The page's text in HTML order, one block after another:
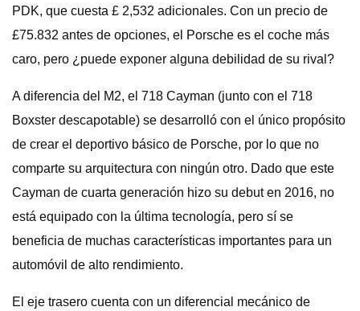
PDK, que cuesta £ 2,532 adicionales. Con un precio de
£75.832 antes de opciones, el Porsche es el coche más
caro, pero ¿puede exponer alguna debilidad de su rival?
A diferencia del M2, el 718 Cayman (junto con el 718
Boxster descapotable) se desarrolló con el único propósito
de crear el deportivo básico de Porsche, por lo que no
comparte su arquitectura con ningún otro. Dado que este
Cayman de cuarta generación hizo su debut en 2016, no
está equipado con la última tecnología, pero sí se
beneficia de muchas características importantes para un
automóvil de alto rendimiento.
El eje trasero cuenta con un diferencial mecánico de